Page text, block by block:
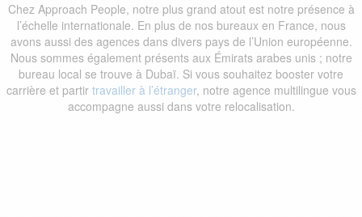
Chez Approach People, notre plus grand atout est notre présence à
l’échelle internationale. En plus de nos bureaux en France, nous
avons aussi des agences dans divers pays de l’Union européenne.
Nous sommes également présents aux Émirats arabes unis ; notre
bureau local se trouve à Dubaï. Si vous souhaitez booster votre
carrière et partir travailler à l’étranger, notre agence multilingue vous
accompagne aussi dans votre relocalisation.